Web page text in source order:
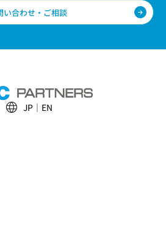
い合わせ・ご相談
JP EN